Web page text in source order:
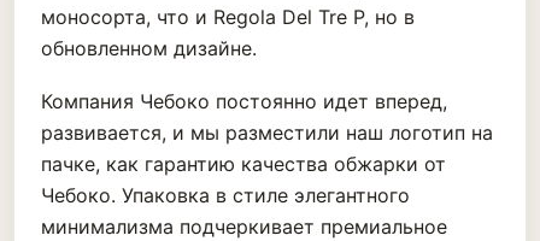
моносорта, что и Regola Del Tre P, но в
обновленном дизайне.
Компания Чебоко постоянно идет вперед,
развивается, и мы разместили наш логотип на
пачке, как гарантию качества обжарки от
Чебоко. Упаковка в стиле элегантного
минимализма подчеркивает премиальное